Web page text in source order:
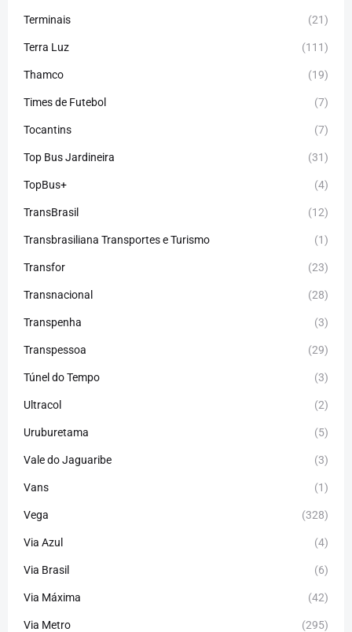
Terminais (21)
Terra Luz (111)
Thamco (19)
Times de Futebol (7)
Tocantins (7)
Top Bus Jardineira (31)
TopBus+ (4)
TransBrasil (12)
Transbrasiliana Transportes e Turismo (1)
Transfor (23)
Transnacional (28)
Transpenha (3)
Transpessoa (29)
Túnel do Tempo (3)
Ultracol (2)
Uruburetama (5)
Vale do Jaguaribe (3)
Vans (1)
Vega (328)
Via Azul (4)
Via Brasil (6)
Via Máxima (42)
Via Metro (295)